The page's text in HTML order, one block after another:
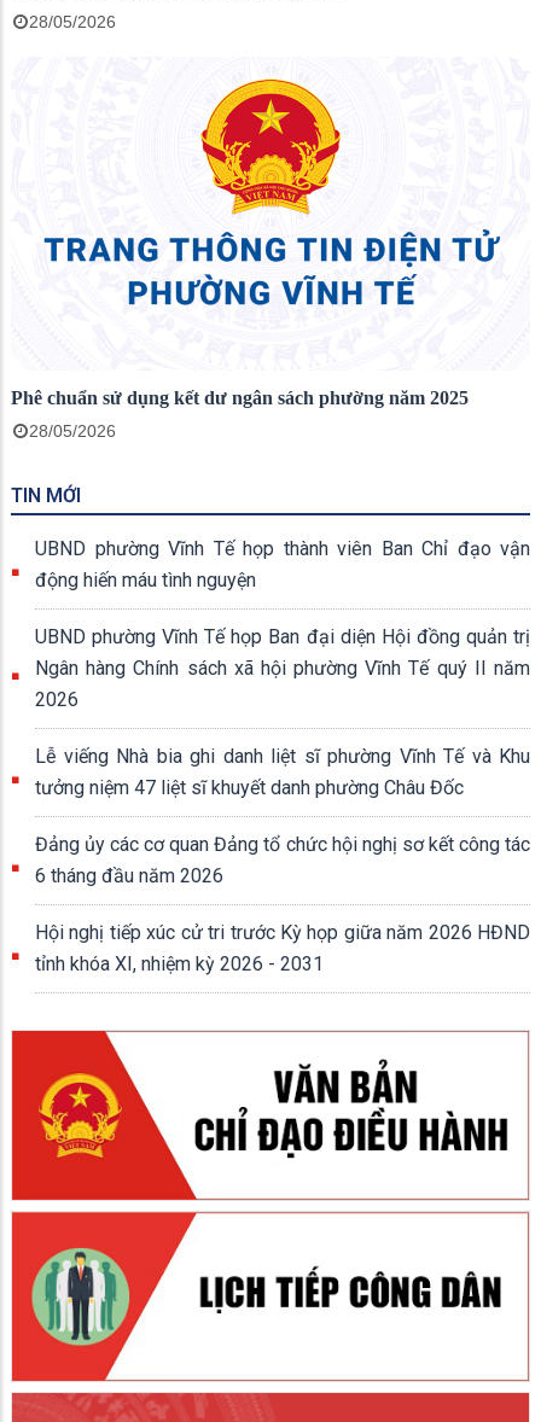
28/05/2026
Phê chuẩn sử dụng kết dư ngân sách phường năm 2025
28/05/2026
TIN MỚI
UBND phường Vĩnh Tế họp thành viên Ban Chỉ đạo vận
động hiến máu tình nguyện
UBND phường Vĩnh Tế họp Ban đại diện Hội đồng quản trị
Ngân hàng Chính sách xã hội phường Vĩnh Tế quý II năm
2026
Lễ viếng Nhà bia ghi danh liệt sĩ phường Vĩnh Tế và Khu
tưởng niệm 47 liệt sĩ khuyết danh phường Châu Đốc
Đảng ủy các cơ quan Đảng tổ chức hội nghị sơ kết công tác
6 tháng đầu năm 2026
Hội nghị tiếp xúc cử tri trước Kỳ họp giữa năm 2026 HĐND
tỉnh khóa XI, nhiệm kỳ 2026 - 2031